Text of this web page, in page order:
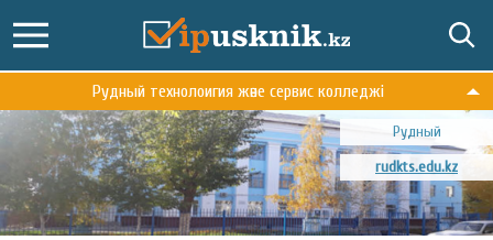
Рудный технолоигия және сервис колледжі
Рудный
rudkts.edu.kz